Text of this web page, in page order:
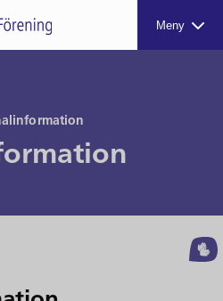
Meny